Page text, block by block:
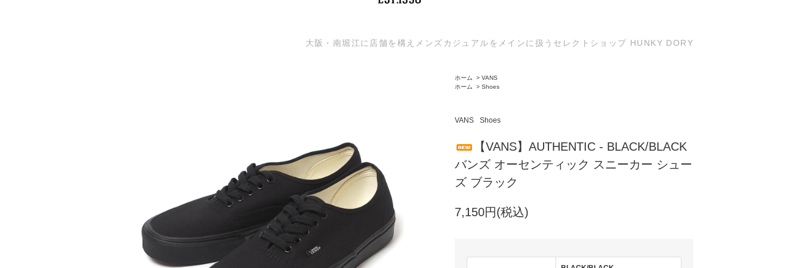
大阪・南堀江に店舗を構えメンズカジュアルをメインに扱うセレクトショップ HUNKY DORY
ホーム > VANS
ホーム
> Shoes
VANS Shoes
【VANS】AUTHENTIC - BLACK/BLACK
バンズ オーセンティック スニーカー シュー
ズ ブラック
7,150円(税込)